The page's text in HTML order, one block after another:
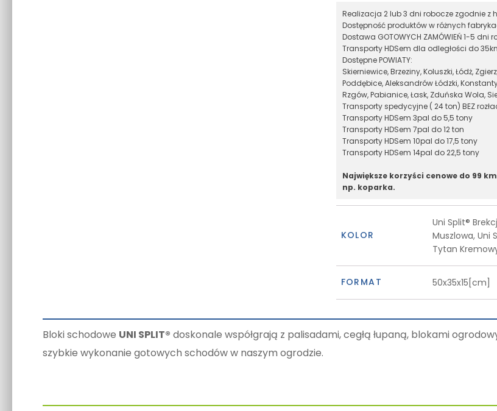
Realizacja 2 lub 3 dni robocze zgodnie z
Dostępność produktów w różnych
Dostawa GOTOWYCH ZAMÓWIEŃ 1-5
Transporty HDSem dla odległości do
Dostępne POWIATY:
Skierniewice, Brzeziny, Koluszki, Łódż,
Poddębice, Aleksandrów Łódzki,
Rzgów, Pabianice, Łask, Zduńska Wola,
Transporty spedycyjne ( 24 ton) BEZ
Transporty HDSem 3pal do 5,5 tony
Transporty HDSem 7pal do 12 ton
Transporty HDSem 10pal do 17,5 tony
Transporty HDSem 14pal do 22,5 tony
Największe korzyści cenowe do 99
np. koparka.
KOLOR
Uni Split®
Muszlowa, Uni
Tytan
FORMAT 50x35x15[cm]
Bloki schodowe UNI SPLIT® doskonale współgrają z palisadami, cegłą łupaną, blokami
szybkie wykonanie gotowych schodów w naszym ogrodzie.